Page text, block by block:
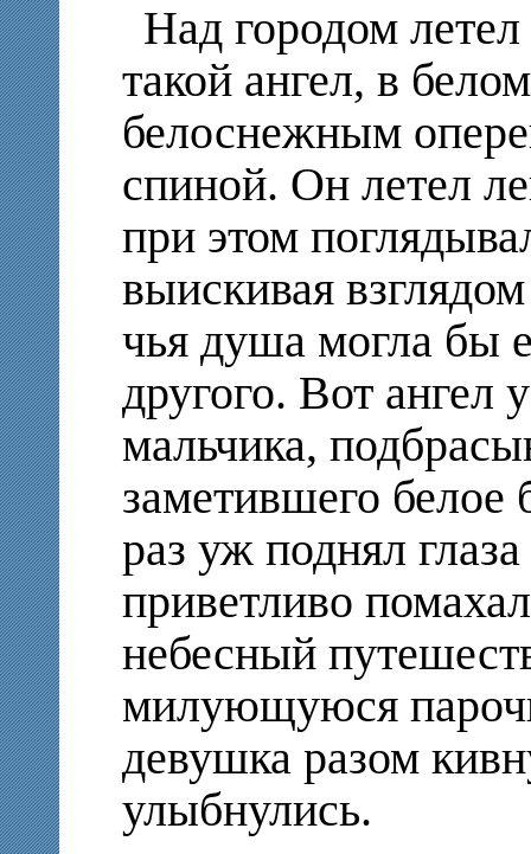
Над городом
такой ангел, в
белоснежным
спиной. Он летел
при этом
выискивая
чья душа могла бы
другого. Вот ангел
мальчика,
заметившего белое
раз уж поднял
приветливо
небесный
милующуюся
девушка разом
улыбнулись.